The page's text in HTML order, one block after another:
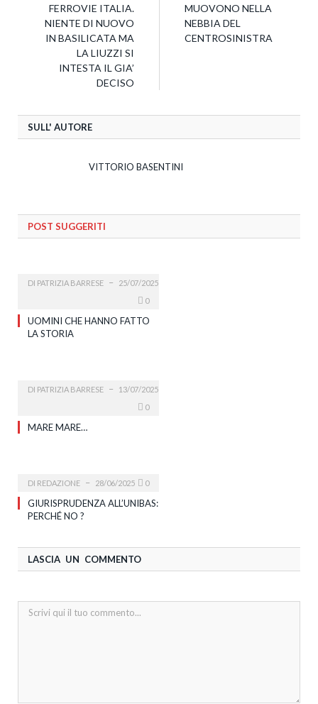
FERROVIE ITALIA.
NIENTE DI NUOVO
IN BASILICATA MA
LA LIUZZI SI
INTESTA IL GIA’
DECISO
MUOVONO NELLA
NEBBIA DEL
CENTROSINISTRA
SULL' AUTORE
VITTORIO BASENTINI
POST SUGGERITI
DI PATRIZIA BARRESE
25/07/2025
0
UOMINI CHE HANNO FATTO
LA STORIA
DI PATRIZIA BARRESE
13/07/2025
0
MARE MARE…
DI REDAZIONE 28/06/2025 0
GIURISPRUDENZA ALL’UNIBAS:
PERCHÉ NO ?
LASCIA UN COMMENTO